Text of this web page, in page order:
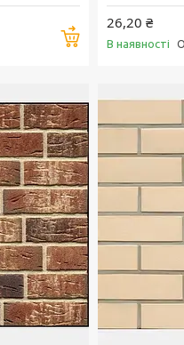
Купити
26,20 ₴
В наявності